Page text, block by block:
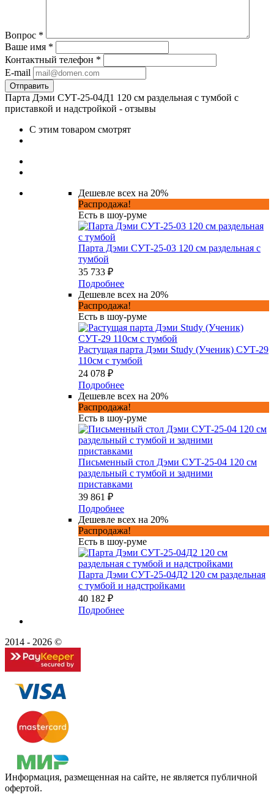
Вопрос *
Ваше имя *
Контактный телефон *
E-mail
Парта Дэми СУТ-25-04Д1 120 см раздельная с тумбой с
приставкой и надстройкой - отзывы
С этим товаром смотрят
Дешевле всех на 20%
Распродажа!
Есть в шоу-руме
Парта Дэми СУТ-25-03 120 см раздельная с
тумбой
35 733 ₽
Подробнее
Дешевле всех на 20%
Распродажа!
Есть в шоу-руме
Растущая парта Дэми Study (Ученик) СУТ-29
110см с тумбой
24 078 ₽
Подробнее
Дешевле всех на 20%
Распродажа!
Есть в шоу-руме
Письменный стол Дэми СУТ-25-04 120 см
раздельный с тумбой и задними
приставками
39 861 ₽
Подробнее
Дешевле всех на 20%
Распродажа!
Есть в шоу-руме
Парта Дэми СУТ-25-04Д2 120 см раздельная
с тумбой и надстройками
40 182 ₽
Подробнее
2014 - 2026 ©
Информация, размещенная на сайте, не является публичной
офертой.